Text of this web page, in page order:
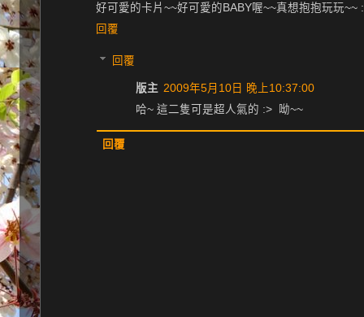
好可愛的卡片~~好可愛的BABY喔~~真想抱抱玩玩~~
回覆
回覆
版主 2009年5月10日 晚上10:37:00
哈~ 這二隻可是超人氣的 :> 呦~~
回覆